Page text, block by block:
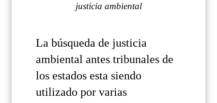
justicia ambiental
La búsqueda de justicia
ambiental antes tribunales de
los estados esta siendo
utilizado por varias